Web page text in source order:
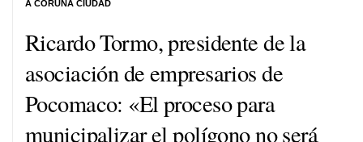
Ricardo Tormo, presidente de la
asociación de empresarios de
Pocomaco: «El proceso para
municipalizar el polígono no será
A CORUÑA CIUDAD